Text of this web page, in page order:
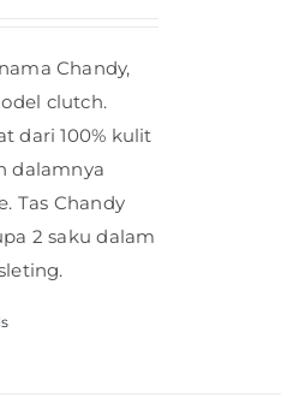
Chandy,
clutch.
dari 100% kulit
dalamnya
Tas Chandy
2 saku dalam